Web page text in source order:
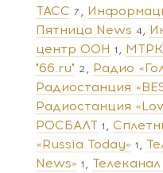
ТАСС 7
Пятница News 4
центр ООН 1
"66.ru" 2 Радио
Радиостанция
Радиостанция
РОСБАЛТ 1
«Russia Today» 1
News» 1